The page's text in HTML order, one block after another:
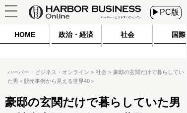
▶PC版
HOME 政治・経済 社会 国際
ハーバー・ビジネス・オンライン 社会
豪邸の玄関だけで暮らしてい
た男＜競売事例から見える世界40＞
豪邸の玄関だけで暮らしていた男